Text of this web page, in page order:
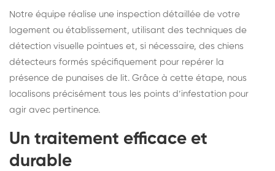
Notre équipe réalise une inspection détaillée de votre
logement ou établissement, utilisant des techniques de
détection visuelle pointues et, si nécessaire, des chiens
détecteurs formés spécifiquement pour repérer la
présence de punaises de lit. Grâce à cette étape, nous
localisons précisément tous les points d’infestation pour
agir avec pertinence.
Un traitement efficace et
durable